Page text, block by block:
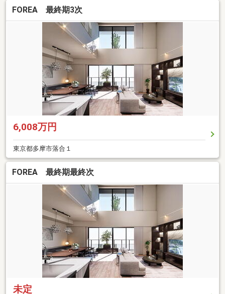
FOREA 最終期3次
6,008万円
東京都多摩市落合１
FOREA 最終期最終次
未定